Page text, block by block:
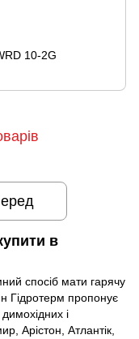
10-2G
в
спосіб мати гарячу
Гідротерм пропонує
і
Арістон, Атлантік,